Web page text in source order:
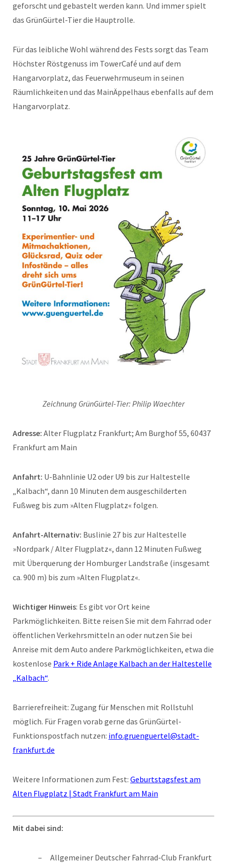
geforscht und gebastelt werden kann. Und immer spielt
das GrünGürtel-Tier die Hauptrolle.
Für das leibliche Wohl während des Fests sorgt das Team
Höchster Röstgenuss im TowerCafé und auf dem
Hangarvorplatz, das Feuerwehrmuseum in seinen
Räumlichkeiten und das MainÄppelhaus ebenfalls auf dem
Hangarvorplatz.
Zeichnung GrünGürtel-Tier: Philip Waechter
Adresse: Alter Flugplatz Frankfurt; Am Burghof 55, 60437
Frankfurt am Main
Anfahrt: U-Bahnlinie U2 oder U9 bis zur Haltestelle
„Kalbach“, dann 10 Minuten dem ausgeschilderten
Fußweg bis zum »Alten Flugplatz« folgen.
Anfahrt-Alternativ: Buslinie 27 bis zur Haltestelle
»Nordpark / Alter Flugplatz«, dann 12 Minuten Fußweg
mit Überquerung der Homburger Landstraße (insgesamt
ca. 900 m) bis zum »Alten Flugplatz«.
Wichtiger Hinweis: Es gibt vor Ort keine
Parkmöglichkeiten. Bitte reisen Sie mit dem Fahrrad oder
öffentlichen Verkehrsmitteln an oder nutzen Sie bei
Anreise mit dem Auto andere Parkmöglichkeiten, etwa die
kostenlose Park + Ride Anlage Kalbach an der Haltestelle
„Kalbach“.
Barrierefreiheit: Zugang für Menschen mit Rollstuhl
möglich. Für Fragen vorab gerne das GrünGürtel-
Funktionspostfach nutzen: info.gruenguertel@stadt-
frankfurt.de
Weitere Informationen zum Fest: Geburtstagsfest am
Alten Flugplatz | Stadt Frankfurt am Main
Mit dabei sind:
Allgemeiner Deutscher Fahrrad-Club Frankfurt